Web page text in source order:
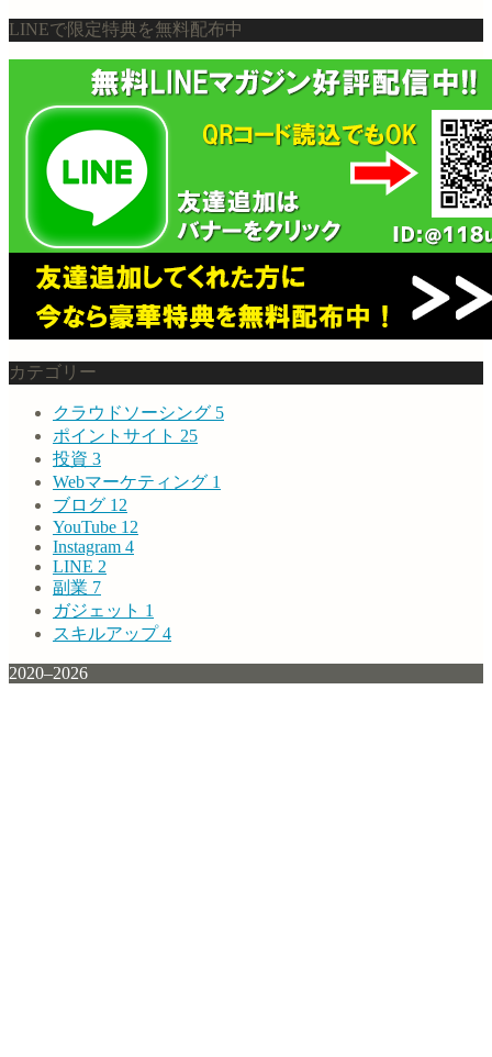
LINEで限定特典を無料配布中
カテゴリー
クラウドソーシング 5
ポイントサイト 25
投資 3
Webマーケティング 1
ブログ 12
YouTube 12
Instagram 4
LINE 2
副業 7
ガジェット 1
スキルアップ4
2020–2026